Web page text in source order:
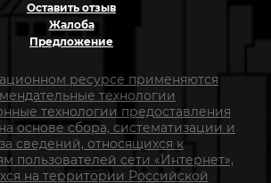
Оставить отзыв
Жалоба
Предложение
ресурсе применяются
технологии
технологии предоставления
основе сбора, систематизации и
сведений, относящихся к
пользователей сети «Интернет»,
на территории Российской